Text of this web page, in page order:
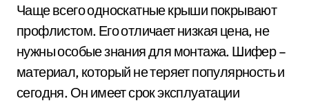
Чаще всего односкатные крыши покрывают
профлистом. Его отличает низкая цена, не
нужны особые знания для монтажа. Шифер –
материал, который не теряет популярность и
сегодня. Он имеет срок эксплуатации